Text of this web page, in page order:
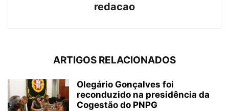
redacao
ARTIGOS RELACIONADOS
Olegário Gonçalves foi
reconduzido na presidência da
Cogestão do PNPG